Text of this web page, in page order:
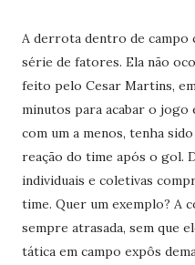
A derrota dentro de campo
série de fatores. Ela não
feito pelo Cesar Martins,
minutos para acabar o jogo
com um a menos, tenha
reação do time após o gol.
individuais e coletivas
time. Quer um exemplo? A
sempre atrasada, sem que
tática em campo expôs